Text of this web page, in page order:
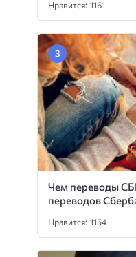
Нравится: 1161
Чем переводы
переводов
Нравится: 1154